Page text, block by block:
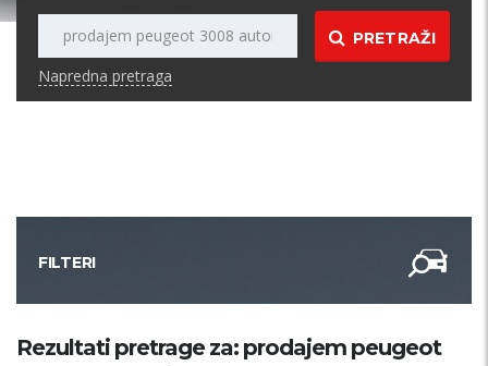
PRETRAŽI
Napredna pretraga
FILTERI
Kategorija
Rezultati pretrage za: prodajem peugeot